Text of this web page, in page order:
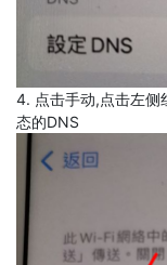
4. 点击手动,点击左
态的DNS